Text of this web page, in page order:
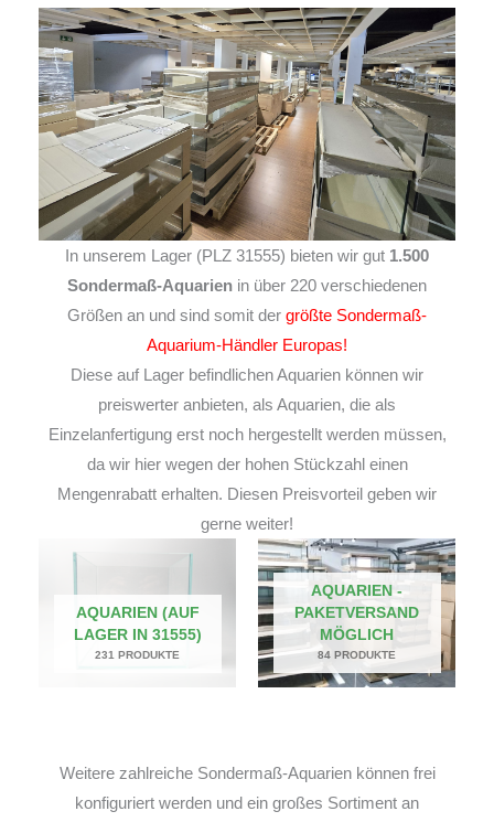
In unserem Lager (PLZ 31555) bieten wir gut 1.500
Sondermaß-Aquarien in über 220 verschiedenen
Größen an und sind somit der größte Sondermaß-
Aquarium-Händler Europas!
Diese auf Lager befindlichen Aquarien können wir
preiswerter anbieten, als Aquarien, die als
Einzelanfertigung erst noch hergestellt werden müssen,
da wir hier wegen der hohen Stückzahl einen
Mengenrabatt erhalten. Diesen Preisvorteil geben wir
gerne weiter!
AQUARIEN (AUF
LAGER IN 31555)
231 PRODUKTE
AQUARIEN -
PAKETVERSAND
MÖGLICH
84 PRODUKTE
Weitere zahlreiche Sondermaß-Aquarien können frei
konfiguriert werden und ein großes Sortiment an